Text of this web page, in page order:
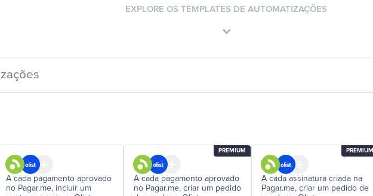
EXPLORE OS TEMPLATES DE AUTOMATIZAÇÕES
A cada pagamento aprovado
no Pagar.me, incluir um
PREMIUM
A cada pagamento aprovado
no Pagar.me, criar um pedido
PREMIUM
A cada assinatura criada na
Pagar.me, criar um pedido de